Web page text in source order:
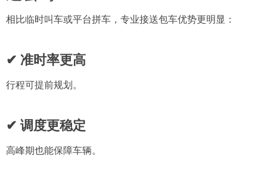
相比临时叫车或平台拼车，专业接送包车优势更明显：
✔ 准时率更高
行程可提前规划。
✔ 调度更稳定
高峰期也能保障车辆。